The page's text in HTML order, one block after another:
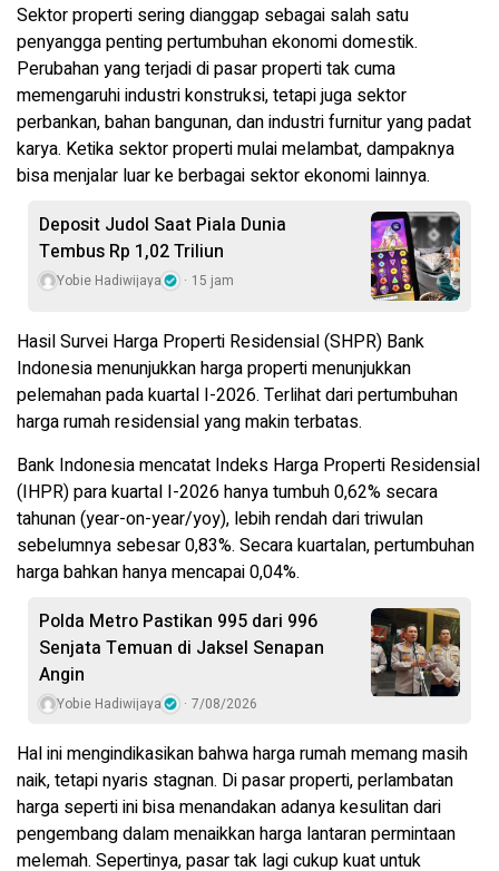
Sektor properti sering dianggap sebagai salah satu
penyangga penting pertumbuhan ekonomi domestik.
Perubahan yang terjadi di pasar properti tak cuma
memengaruhi industri konstruksi, tetapi juga sektor
perbankan, bahan bangunan, dan industri furnitur yang padat
karya. Ketika sektor properti mulai melambat, dampaknya
bisa menjalar luar ke berbagai sektor ekonomi lainnya.
Deposit Judol Saat Piala Dunia
Tembus Rp 1,02 Triliun
Yobie Hadiwijaya 15 jam
Hasil Survei Harga Properti Residensial (SHPR) Bank
Indonesia menunjukkan harga properti menunjukkan
pelemahan pada kuartal I-2026. Terlihat dari pertumbuhan
harga rumah residensial yang makin terbatas.
Bank Indonesia mencatat Indeks Harga Properti Residensial
(IHPR) para kuartal I-2026 hanya tumbuh 0,62% secara
tahunan (year-on-year/yoy), lebih rendah dari triwulan
sebelumnya sebesar 0,83%. Secara kuartalan, pertumbuhan
harga bahkan hanya mencapai 0,04%.
Polda Metro Pastikan 995 dari 996
Senjata Temuan di Jaksel Senapan
Angin
Yobie Hadiwijaya 7/08/2026
Hal ini mengindikasikan bahwa harga rumah memang masih
naik, tetapi nyaris stagnan. Di pasar properti, perlambatan
harga seperti ini bisa menandakan adanya kesulitan dari
pengembang dalam menaikkan harga lantaran permintaan
melemah. Sepertinya, pasar tak lagi cukup kuat untuk